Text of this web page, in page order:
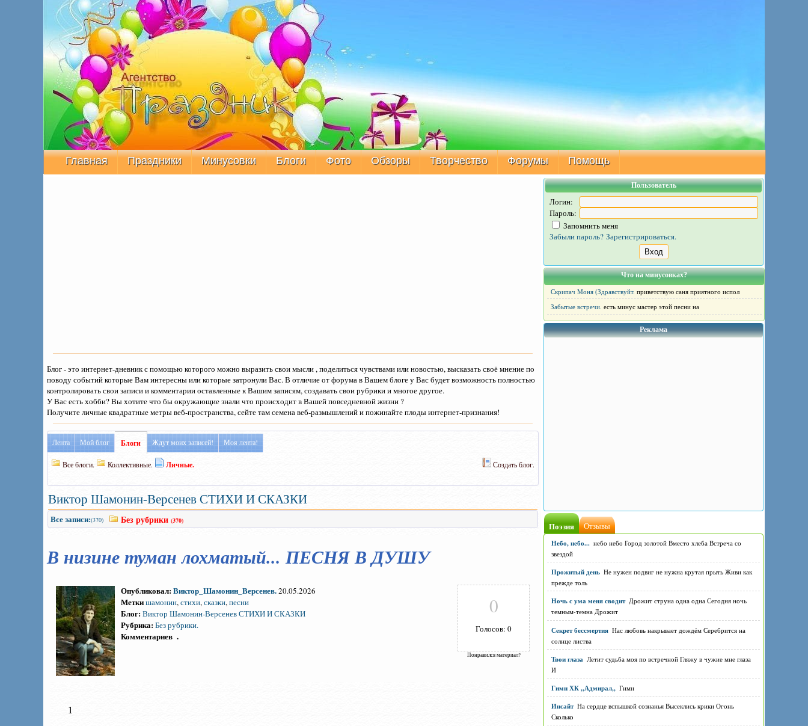
Главная Праздники Минусовки Блоги Фото Обзоры Творчество Форумы Помощь
Блог - это интернет-дневник с помощью которого можно выразить свои мысли , поделиться чувствами или новостью, высказать своё мнение по
поводу событий которые Вам интересны или которые затронули Вас. В отличие от форума в Вашем блоге у Вас будет возможность полностью
контролировать свои записи и комментарии оставленные к Вашим записям, создавать свои рубрики и многое другое.
У Вас есть хобби? Вы хотите что бы окружающие знали что происходит в Вашей повседневной жизни ?
Получите личные квадратные метры веб-пространства, сейте там семена веб-размышлений и пожинайте плоды интернет-признания!
Лента Мой блог Блоги Ждут моих записей! Моя лента!
Все блоги. Коллективные. Личные. Создать блог.
Виктор Шамонин-Версенев СТИХИ И СКАЗКИ
Все записи:(370) Без рубрики (370)
В низине туман лохматый... ПЕСНЯ В ДУШУ
Опубликовал:Виктор_Шамонин_Версенев.20.05.2026
Меткишамонин,стихи,сказки,песни
Блог:Виктор Шамонин-Версенев СТИХИ И СКАЗКИ
Рубрика:Без рубрики.
Комментариев .
0
Голосов: 0
Понравился материал?
1
Пользователь
Логин:
Пароль:
Запомнить меня
Забыли пароль? Зарегистрироваться.
Что на минусовках?
Скрипач Моня (Здравствуйт. приветствую саня приятного испол
Забытые встречи. есть минус мастер этой песни на
Реклама
Поэзия Отзывы
Небо, небо... небо небо Город золотой Вместо хлеба Встреча со
звездой
Прожитый день Не нужен подвиг не нужна крутая прыть Живи как
прежде толь
Ночь с ума меня сводит Дрожит струна одна одна Сегодня ночь
темным-темна Дрожит
Секрет бессмертия Нас любовь накрывает дождём Серебрится на
солнце листва
Твои глаза Летит судьба моя по встречной Гляжу в чужие мне глаза
И
Гимн ХК ,,Адмирал,, Гимн
Инсайт На сердце вспышкой сознанья Высеклись крики Огонь
Сколько